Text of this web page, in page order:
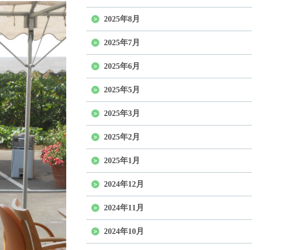
2025年8月
2025年7月
2025年6月
2025年5月
2025年3月
2025年2月
2025年1月
2024年12月
2024年11月
2024年10月